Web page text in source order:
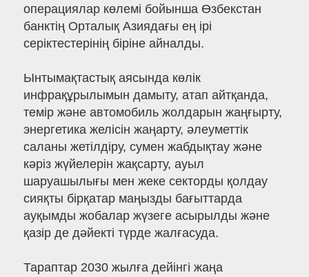
операциялар көлемі бойынша Өзбекстан
банктің Орталық Азиядағы ең ірі
серіктестерінің біріне айналды.
Ынтымақтастық аясында көлік
инфрақұрылымын дамыту, атап айтқанда,
темір және автомобиль жолдарын жаңғырту,
энергетика желісін жаңарту, әлеуметтік
саланы жетілдіру, сумен жабдықтау және
кәріз жүйелерін жақсарту, ауыл
шаруашылығы мен жеке секторды қолдау
сияқты бірқатар маңызды бағыттарда
ауқымды жобалар жүзеге асырылды және
қазір де дәйекті түрде жалғасуда.
Тараптар 2030 жылға дейінгі жаңа